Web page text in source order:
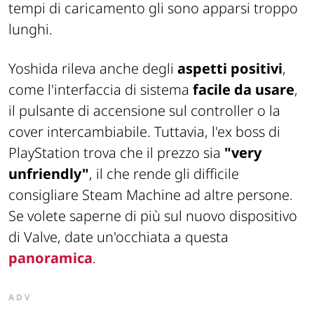
tempi di caricamento gli sono apparsi troppo
lunghi.
Yoshida rileva anche degli aspetti positivi,
come l'interfaccia di sistema facile da usare,
il pulsante di accensione sul controller o la
cover intercambiabile. Tuttavia, l'ex boss di
PlayStation trova che il prezzo sia "very
unfriendly", il che rende gli difficile
consigliare Steam Machine ad altre persone.
Se volete saperne di più sul nuovo dispositivo
di Valve, date un'occhiata a questa
panoramica.
ADV